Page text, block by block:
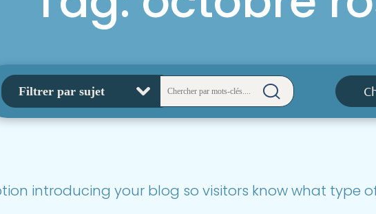
introducing your blog so visitors know what type